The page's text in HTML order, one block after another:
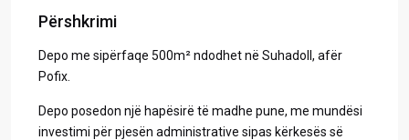
Përshkrimi
​Depo me sipërfaqe 500m² ndodhet në Suhadoll, afër
Pofix.
Depo posedon një hapësirë të madhe pune, me mundësi
investimi për pjesën administrative sipas kërkesës së